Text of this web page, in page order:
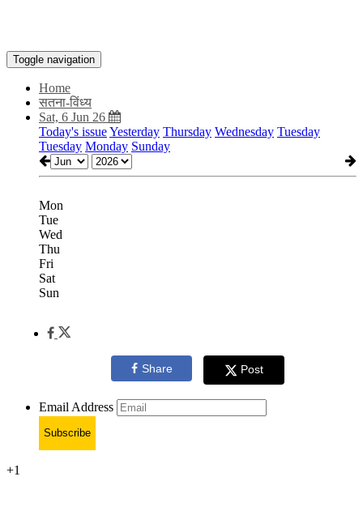
Toggle navigation
Home
सतना-विंध्य
Sat, 6 Jun 26
Today's issueYesterday Thursday Wednesday Tuesday
Tuesday Monday Sunday
Mon
Tue
Wed
Thu
Fri
Sat
Sun
Share Post
Email Address
Subscribe
+1